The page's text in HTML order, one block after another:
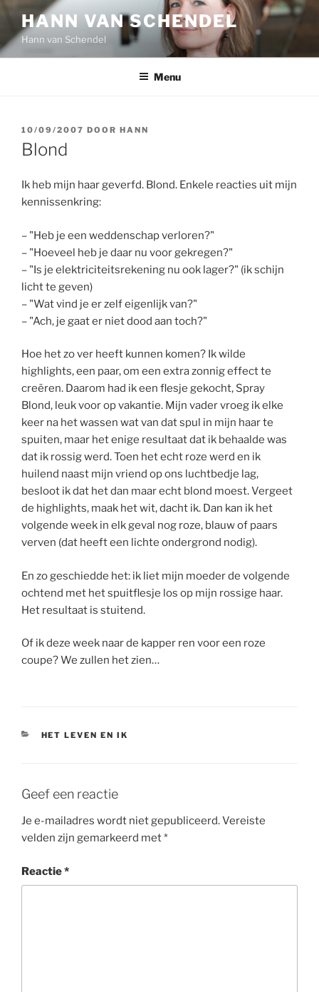
Ga
de
inhoud
HANN VAN SCHENDEL
Hann van Schendel
Menu
GEPLAATST
OP
10/09/2007 DOOR HANN
Blond
Ik heb mijn haar geverfd. Blond. Enkele reacties uit mijn
kennissenkring:
– "Heb je een weddenschap verloren?"
– "Hoeveel heb je daar nu voor gekregen?"
– "Is je elektriciteitsrekening nu ook lager?" (ik schijn
licht te geven)
– "Wat vind je er zelf eigenlijk van?"
– "Ach, je gaat er niet dood aan toch?"
Hoe het zo ver heeft kunnen komen? Ik wilde
highlights, een paar, om een extra zonnig effect te
creëren. Daarom had ik een flesje gekocht, Spray
Blond, leuk voor op vakantie. Mijn vader vroeg ik elke
keer na het wassen wat van dat spul in mijn haar te
spuiten, maar het enige resultaat dat ik behaalde was
dat ik rossig werd. Toen het echt roze werd en ik
huilend naast mijn vriend op ons luchtbedje lag,
besloot ik dat het dan maar echt blond moest. Vergeet
de highlights, maak het wit, dacht ik. Dan kan ik het
volgende week in elk geval nog roze, blauw of paars
verven (dat heeft een lichte ondergrond nodig).
En zo geschiedde het: ik liet mijn moeder de volgende
ochtend met het spuitflesje los op mijn rossige haar.
Het resultaat is stuitend.
Of ik deze week naar de kapper ren voor een roze
coupe? We zullen het zien…
CATEGORIEËN
HET LEVEN EN IK
Geef een reactie
Je e-mailadres wordt niet gepubliceerd.Vereiste
velden zijn gemarkeerd met*
Reactie*